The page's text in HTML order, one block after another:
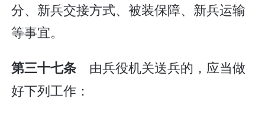
分、新兵交接方式、被装保障、新兵运输
等事宜。
第三十七条 由兵役机关送兵的，应当做
好下列工作：